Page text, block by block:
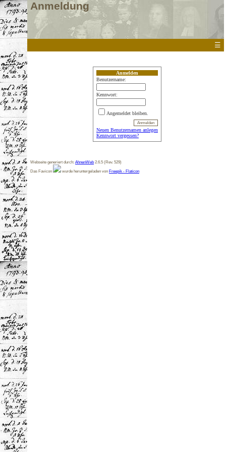
Anmeldung
☰
Anmelden
Benutzername:
Kennwort:
Angemeldet bleiben.
Neuen Benutzernamen anlegen
Kennwort vergessen?
Webseite generiert durch: AhnenWeb 2.6.5 (Rev. 529)
Das Favicon
wurde heruntergeladen von Freepik - Flaticon